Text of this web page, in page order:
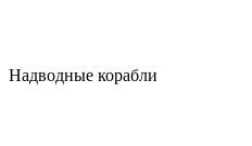
Надводные корабли